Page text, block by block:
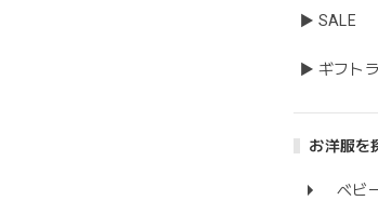
▶ SALE
▶ ギフト
お洋服を
ベビ